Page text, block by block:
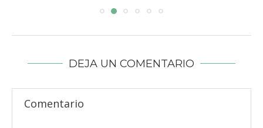
DEJA UN COMENTARIO